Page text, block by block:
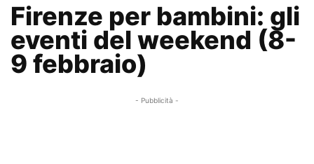
Firenze per bambini: gli
eventi del weekend (8-
9 febbraio)
- Pubblicità -